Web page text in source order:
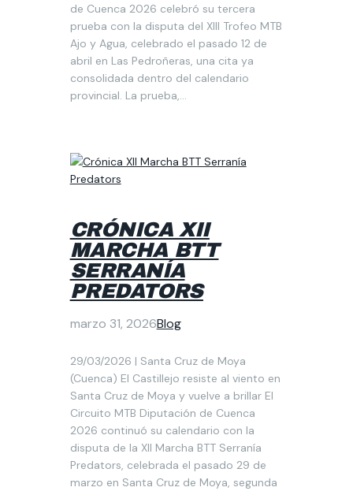
de Cuenca 2026 celebró su tercera
prueba con la disputa del XIII Trofeo MTB
Ajo y Agua, celebrado el pasado 12 de
abril en Las Pedroñeras, una cita ya
consolidada dentro del calendario
provincial. La prueba,…
CRÓNICA XII
MARCHA BTT
SERRANÍA
PREDATORS
marzo 31, 2026Blog
29/03/2026 | Santa Cruz de Moya
(Cuenca) El Castillejo resiste al viento en
Santa Cruz de Moya y vuelve a brillar El
Circuito MTB Diputación de Cuenca
2026 continuó su calendario con la
disputa de la XII Marcha BTT Serranía
Predators, celebrada el pasado 29 de
marzo en Santa Cruz de Moya, segunda